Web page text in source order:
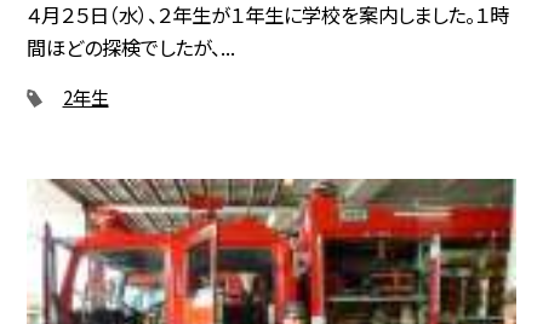
４月２５日（水）、２年生が１年生に学校を案内しました。１時
間ほどの探検でしたが、...
2年生